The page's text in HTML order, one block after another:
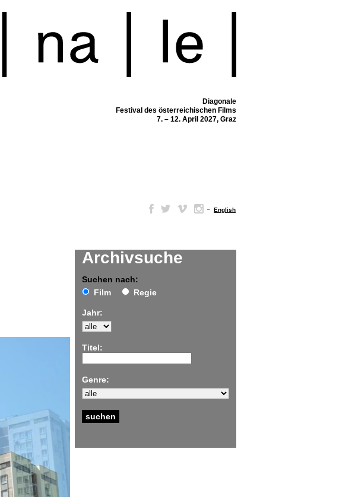
Diagonale
Festival des österreichischen Films
7. – 12. April 2027, Graz
– English
Archivsuche
Suchen nach:
Film
Regie
Jahr:
Titel:
Genre: